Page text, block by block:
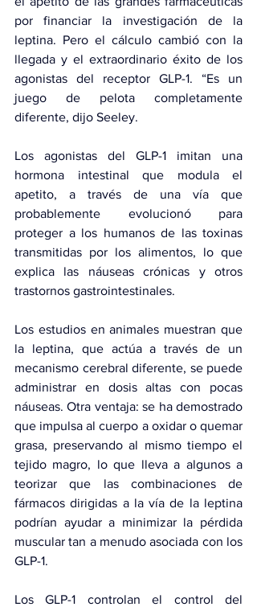
por financiar la investigación de la
leptina. Pero el cálculo cambió con la
llegada y el extraordinario éxito de los
agonistas del receptor GLP-1. “Es un
juego de pelota completamente
diferente, dijo Seeley.
Los agonistas del GLP-1 imitan una
hormona intestinal que modula el
apetito, a través de una vía que
probablemente evolucionó para
proteger a los humanos de las toxinas
transmitidas por los alimentos, lo que
explica las náuseas crónicas y otros
trastornos gastrointestinales.
Los estudios en animales muestran que
la leptina, que actúa a través de un
mecanismo cerebral diferente, se puede
administrar en dosis altas con pocas
náuseas. Otra ventaja: se ha demostrado
que impulsa al cuerpo a oxidar o quemar
grasa, preservando al mismo tiempo el
tejido magro, lo que lleva a algunos a
teorizar que las combinaciones de
fármacos dirigidas a la vía de la leptina
podrían ayudar a minimizar la pérdida
muscular tan a menudo asociada con los
GLP-1.
Los GLP-1 controlan el control del